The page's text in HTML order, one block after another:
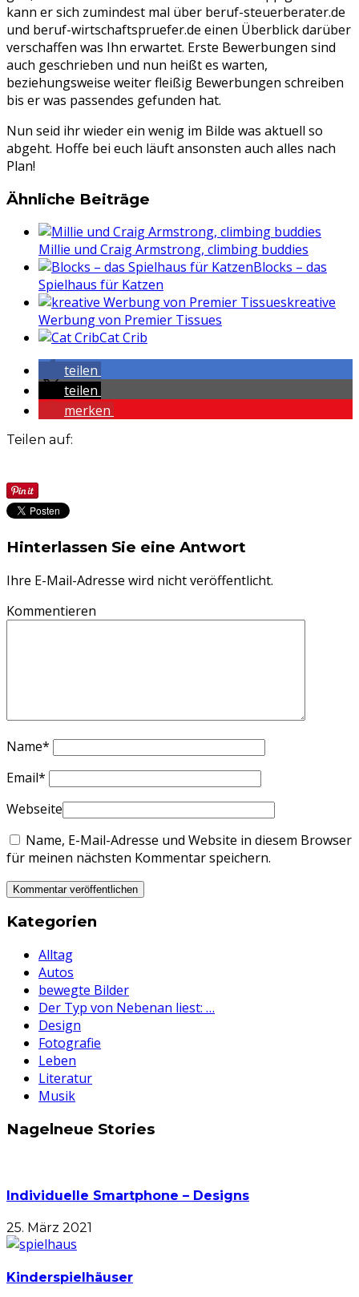
kann er sich zumindest mal über beruf-steuerberater.de
und beruf-wirtschaftspruefer.de einen Überblick darüber
verschaffen was Ihn erwartet. Erste Bewerbungen sind
auch geschrieben und nun heißt es warten,
beziehungsweise weiter fleißig Bewerbungen schreiben
bis er was passendes gefunden hat.
Nun seid ihr wieder ein wenig im Bilde was aktuell so
abgeht. Hoffe bei euch läuft ansonsten auch alles nach
Plan!
Ähnliche Beiträge
Millie und Craig Armstrong, climbing buddies
Blocks – das
Spielhaus für Katzen
kreative
Werbung von Premier Tissues
Cat Crib
teilen
teilen
merken
Teilen auf:
Hinterlassen Sie eine Antwort
Ihre E-Mail-Adresse wird nicht veröffentlicht.
Kommentieren
Name*
Email*
Webseite
Name, E-Mail-Adresse und Website in diesem Browser
für meinen nächsten Kommentar speichern.
Kategorien
Alltag
Autos
bewegte Bilder
Der Typ von Nebenan liest: …
Design
Fotografie
Leben
Literatur
Musik
Nagelneue Stories
Individuelle Smartphone – Designs
25. März 2021
Kinderspielhäuser